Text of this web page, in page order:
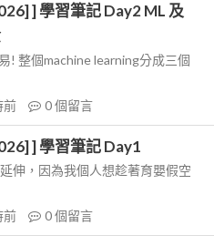
] 學習筆記 Day2 ML 及
! 整個machine learning分成三個
前 0個留言
] 學習筆記 Day1
伸，因為我個人想趁著育嬰假空
前 0個留言